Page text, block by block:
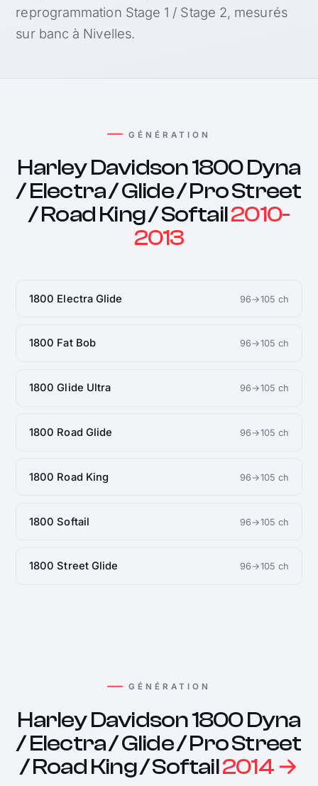
reprogrammation Stage 1 / Stage 2, mesurés
sur banc à Nivelles.
GÉNÉRATION
Harley Davidson 1800 Dyna
/ Electra / Glide / Pro Street
/ Road King / Softail2010-
2013
1800 Electra Glide 96→105 ch
1800 Fat Bob 96→105 ch
1800 Glide Ultra 96→105 ch
1800 Road Glide 96→105 ch
1800 Road King 96→105 ch
1800 Softail 96→105 ch
1800 Street Glide 96→105 ch
GÉNÉRATION
Harley Davidson 1800 Dyna
/ Electra / Glide / Pro Street
/ Road King / Softail2014 →